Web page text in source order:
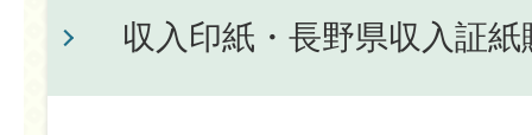
収入印紙・長野県収入証